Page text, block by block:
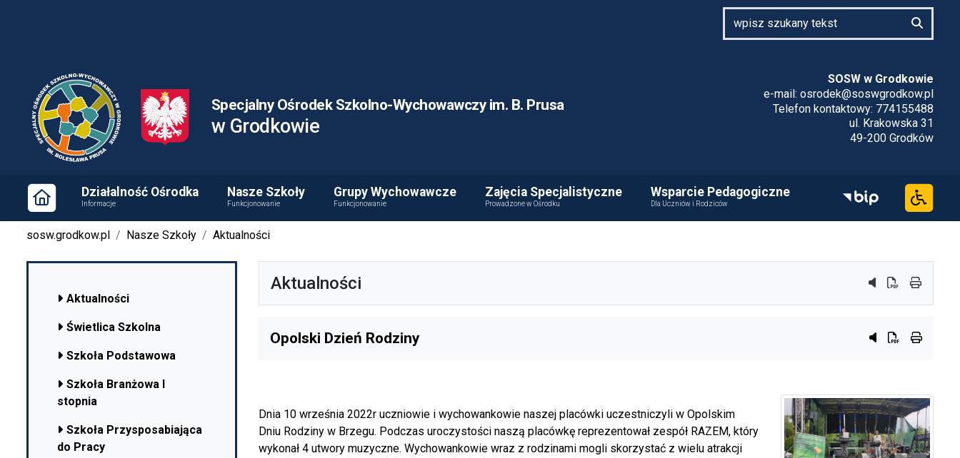
Specjalny Ośrodek Szkolno-Wychowawczy im. B. Prusa
w Grodkowie
SOSW w Grodkowie
e-mail: osrodek@soswgrodkow.pl
Telefon kontaktowy: 774155488
ul. Krakowska 31
49-200 Grodków
Działalność Ośrodka
Informacje
Nasze Szkoły
Funkcjonowanie
Grupy Wychowawcze
Funkcjonowanie
Zajęcia Specjalistyczne
Prowadzone w Ośrodku
Wsparcie Pedagogiczne
Dla Uczniów i Rodziców
sosw.grodkow.pl Nasze Szkoły Aktualności
Aktualności
Świetlica Szkolna
Szkoła Podstawowa
Szkoła Branżowa I
stopnia
Szkoła Przysposabiająca
do Pracy
Aktualności przycisk do
przycisk do
przycisk
Opolski Dzień Rodziny Przycisk
Przycisk do
przycisk
Dnia 10 września 2022r uczniowie i wychowankowie naszej placówki uczestniczyli w Opolskim
Dniu Rodziny w Brzegu. Podczas uroczystości naszą placówkę reprezentował zespół RAZEM, który
wykonał 4 utwory muzyczne. Wychowankowie wraz z rodzinami mogli skorzystać z wielu atrakcji